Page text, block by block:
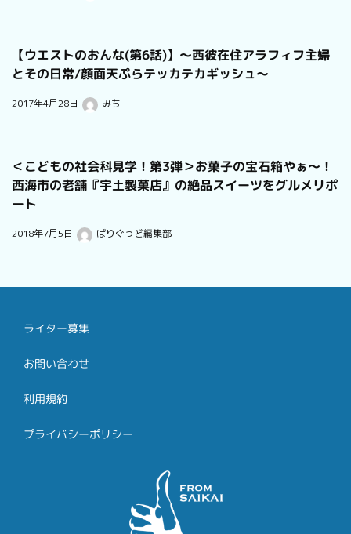
【ウエストのおんな(第6話)】～西彼在住アラフィフ主婦
とその日常/顔面天ぷらテッカテカギッシュ～
2017年4月28日 みち
＜こどもの社会科見学！第3弾＞お菓子の宝石箱やぁ〜！
西海市の老舗『宇土製菓店』の絶品スイーツをグルメリポ
ート
2018年7月5日 ばりぐっど編集部
ライター募集
お問い合わせ
利用規約
プライバシーポリシー